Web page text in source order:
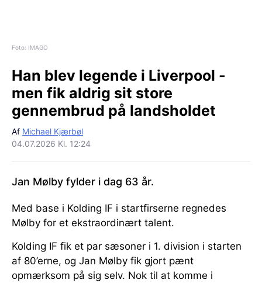
Foto: IMAGO
Han blev legende i Liverpool -
men fik aldrig sit store
gennembrud på landsholdet
Af Michael Kjærbøl
04.07.2026 Kl. 12:24
Jan Mølby fylder i dag 63 år.
Med base i Kolding IF i startfirserne regnedes
Mølby for et ekstraordinært talent.
Kolding IF fik et par sæsoner i 1. division i starten
af 80’erne, og Jan Mølby fik gjort pænt
opmærksom på sig selv. Nok til at komme i